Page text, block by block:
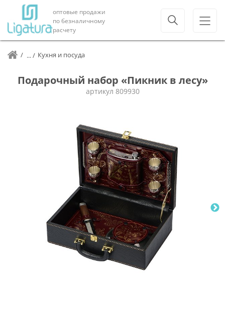
оптовые продажи
по безналичному
расчету
Кухня и посуда
Подарочный набор «Пикник в лесу»
артикул 809930